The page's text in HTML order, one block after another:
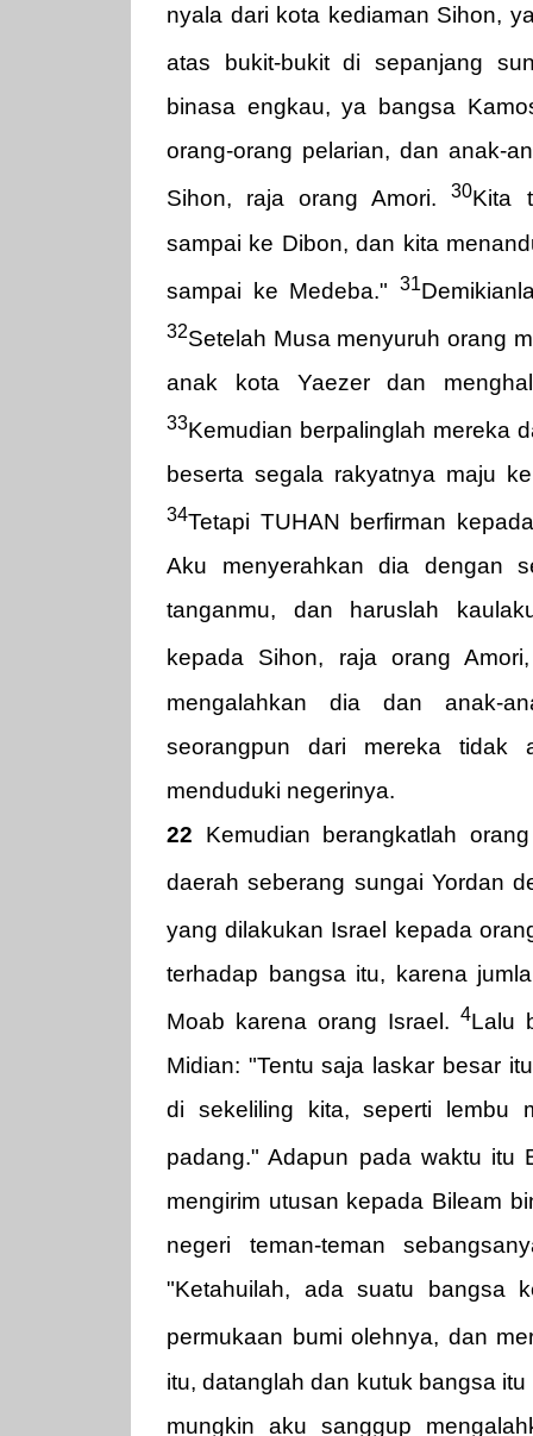
nyala dari kota kediaman Sihon,
atas bukit-bukit di sepanjang
binasa engkau, ya bangsa
orang-orang pelarian, dan anak-
Sihon, raja orang Amori.30Kita
sampai ke Dibon, dan kita
sampai ke Medeba."
31
32Setelah Musa menyuruh orang
anak kota Yaezer dan
33Kemudian berpalinglah mereka
beserta segala rakyatnya maju
34Tetapi TUHAN berfirman
Aku menyerahkan dia dengan
tanganmu, dan haruslah
kepada Sihon, raja orang
mengalahkan dia dan anak-
seorangpun dari mereka tidak
menduduki negerinya.
22 Kemudian berangkatlah
daerah seberang sungai Yordan
yang dilakukan Israel kepada
terhadap bangsa itu, karena
Moab karena orang Israel. 4Lalu
Midian: "Tentu saja laskar besar
di sekeliling kita, seperti lembu
padang." Adapun pada waktu
mengirim utusan kepada Bileam
negeri teman-teman
"Ketahuilah, ada suatu bangsa
permukaan bumi olehnya, dan
itu, datanglah dan kutuk bangsa
mungkin aku sanggup